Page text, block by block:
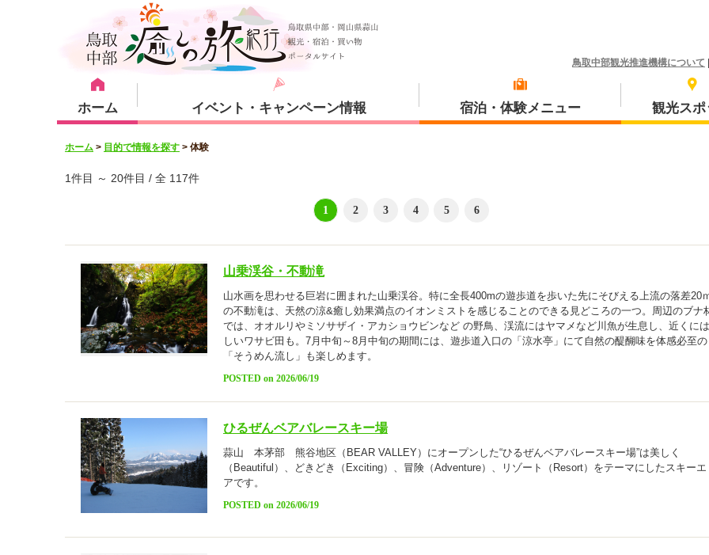
鳥取中部観光推進機構について
ホーム イベント・キャンペーン情報 宿泊・体験メニュー
宿泊・体験メニュー
観光スポ
観光スポット
湯梨浜町 三朝町
ホーム > 目的で情報を探す > 体験
1件目 ～ 20件目 / 全 117件
1 2 3 4 5 6
山乗渓谷・不動滝
山水画を思わせる巨岩に囲まれた山乗渓谷。特に全長400mの遊歩道を歩いた先にそびえる上流の落差20
の不動滝は、天然の涼&癒し効果満点のイオンミストを感じることのできる見どころの一つ。周辺のブナ
では、オオルリやミソサザイ・アカショウビンなど の野鳥、渓流にはヤマメなど川魚が生息し、近くに
しいワサビ田も。7月中旬～8月中旬の期間には、遊歩道入口の「涼水亭」にて自然の醍醐味を体感必至の
「そうめん流し」も楽しめます。
POSTED on 2026/06/19
ひるぜんベアバレースキー場
蒜山 本茅部 熊谷地区（BEAR VALLEY）にオープンした“ひるぜんベアバレースキー場”は美しく
（Beautiful）、どきどき（Exciting）、冒険（Adventure）、リゾート（Resort）をテーマにしたスキーエ
アです。
POSTED on 2026/06/19